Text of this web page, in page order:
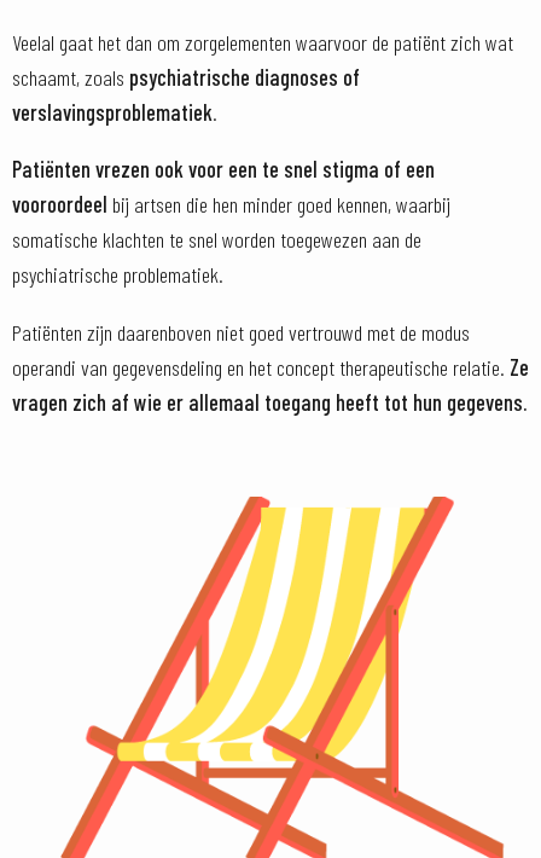
Veelal gaat het dan om zorgelementen waarvoor de patiënt zich wat
schaamt, zoals psychiatrische diagnoses of
verslavingsproblematiek.
Patiënten vrezen ook voor een te snel stigma of een
vooroordeel bij artsen die hen minder goed kennen, waarbij
somatische klachten te snel worden toegewezen aan de
psychiatrische problematiek.
Patiënten zijn daarenboven niet goed vertrouwd met de modus
operandi van gegevensdeling en het concept therapeutische relatie. Ze
vragen zich af wie er allemaal toegang heeft tot hun gegevens.